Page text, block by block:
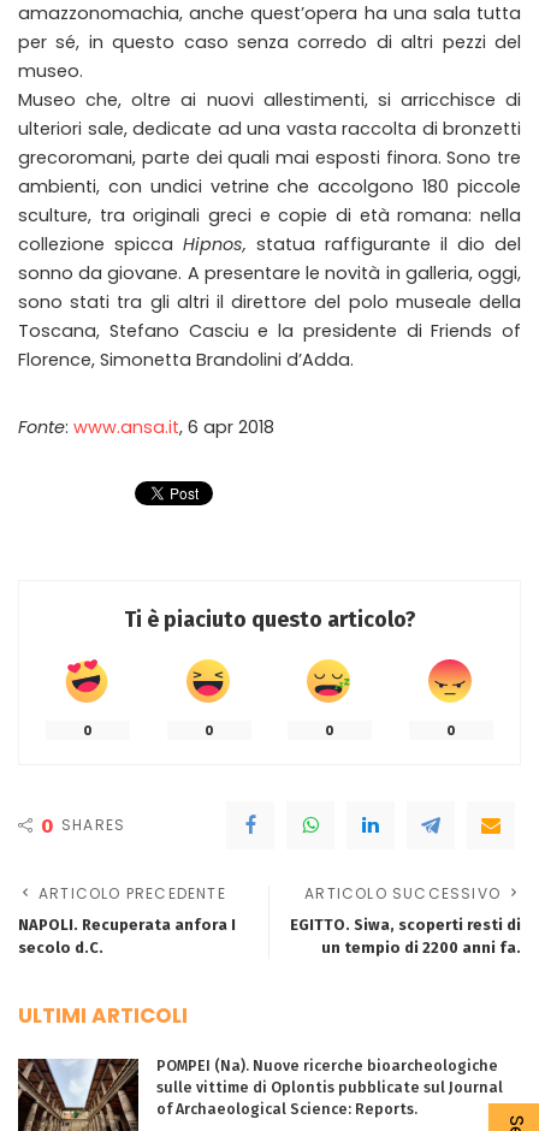
amazzonomachia, anche quest’opera ha una sala tutta
per sé, in questo caso senza corredo di altri pezzi del
museo.
Museo che, oltre ai nuovi allestimenti, si arricchisce di
ulteriori sale, dedicate ad una vasta raccolta di bronzetti
grecoromani, parte dei quali mai esposti finora. Sono tre
ambienti, con undici vetrine che accolgono 180 piccole
sculture, tra originali greci e copie di età romana: nella
collezione spicca Hipnos, statua raffigurante il dio del
sonno da giovane. A presentare le novità in galleria, oggi,
sono stati tra gli altri il direttore del polo museale della
Toscana, Stefano Casciu e la presidente di Friends of
Florence, Simonetta Brandolini d’Adda.
Fonte: www.ansa.it, 6 apr 2018
Ti è piaciuto questo articolo?
0 0 0 0
0 SHARES
ARTICOLO PRECEDENTE
NAPOLI. Recuperata anfora I
secolo d.C.
ARTICOLO SUCCESSIVO
EGITTO. Siwa, scoperti resti di
un tempio di 2200 anni fa.
ULTIMI ARTICOLI
POMPEI (Na). Nuove ricerche bioarcheologiche
sulle vittime di Oplontis pubblicate sul Journal
of Archaeological Science: Reports.